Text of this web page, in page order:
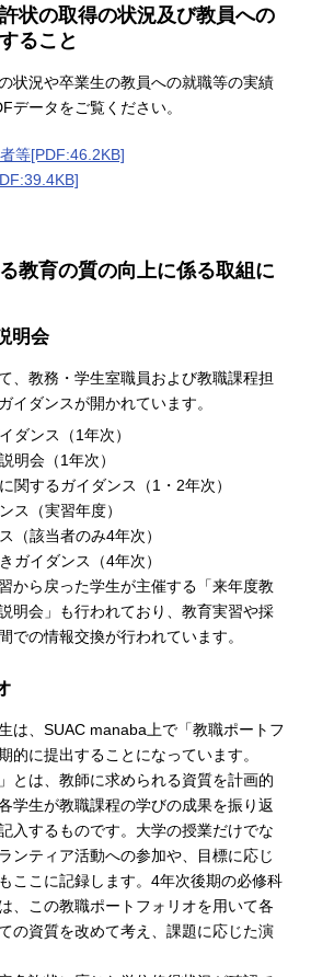
状の取得の状況及び教員への
ること
状況や卒業生の教員への就職等の実績
データをご覧ください。
等[PDF:46.2KB]
教育の質の向上に係る取組に
明会
、教務・学生室職員および教職課程担
イダンスが開かれています。
ダンス（1年次）
明会（1年次）
関するガイダンス（1・2年次）
ス（実習年度）
（該当者のみ4年次）
ガイダンス（4年次）
から戻った学生が主催する「来年度教
明会」も行われており、教育実習や採
での情報交換が行われています。
は、SUAC manaba上で「教職ポートフ
的に提出することになっています。
とは、教師に求められる資質を計画的
学生が教職課程の学びの成果を振り返
入するものです。大学の授業だけでな
ンティア活動への参加や、目標に応じ
ここに記録します。4年次後期の必修科
、この教職ポートフォリオを用いて各
の資質を改めて考え、課題に応じた演